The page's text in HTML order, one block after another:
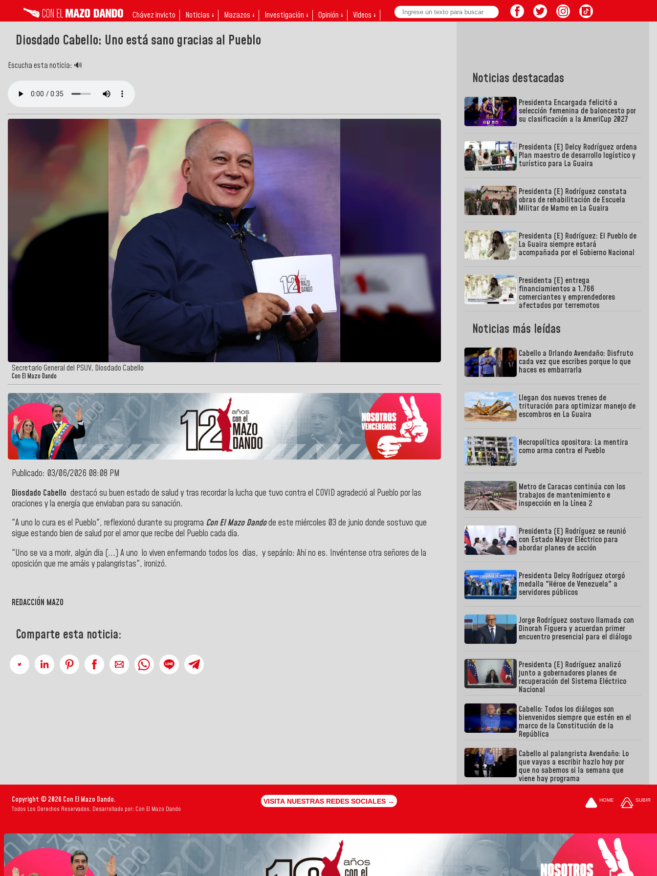
Chávez invicto Noticias ↓ Mazazos ↓ Investigación ↓ Opinión ↓ Videos ↓
Diosdado Cabello: Uno está sano gracias al Pueblo
Escucha esta noticia: 🔊
Secretario General del PSUV, Diosdado Cabello
Con El Mazo Dando
Publicado: 03/06/2026 08:08 PM
Diosdado Cabello destacó su buen estado de salud y tras recordar la lucha que tuvo contra el COVID agradeció al Pueblo por las
oraciones y la energía que enviaban para su sanación.
"A uno lo cura es el Pueblo", reflexionó durante su programa Con El Mazo Dandode este miércoles 03 de junio donde sostuvo que
sigue estando bien de salud por el amor que recibe del Pueblo cada día.
"Uno se va a morir, algún día (...) A uno lo viven enfermando todos los días, y sepánlo: Ahí no es. Invéntense otra señores de la
oposición que me amáis y palangristas", ironizó.
REDACCIÓN MAZO
Comparte esta noticia:
Noticias destacadas
Presidenta Encargada felicitó a
selección femenina de baloncesto por
su clasificación a la AmeriCup 2027
Presidenta (E) Delcy Rodríguez ordena
Plan maestro de desarrollo logístico y
turístico para La Guaira
Presidenta (E) Rodríguez constata
obras de rehabilitación de Escuela
Militar de Mamo en La Guaira
Presidenta (E) Rodríguez: El Pueblo de
La Guaira siempre estará
acompañada por el Gobierno Nacional
Presidenta (E) entrega
financiamientos a 1.766
comerciantes y emprendedores
afectados por terremotos
Noticias más leídas
Cabello a Orlando Avendaño: Disfruto
cada vez que escribes porque lo que
haces es embarrarla
Llegan dos nuevos trenes de
trituración para optimizar manejo de
escombros en La Guaira
Necropolítica opositora: La mentira
como arma contra el Pueblo
Metro de Caracas continúa con los
trabajos de mantenimiento e
inspección en la Línea 2
Presidenta (E) Rodríguez se reunió
con Estado Mayor Eléctrico para
abordar planes de acción
Presidenta Delcy Rodríguez otorgó
medalla "Héroe de Venezuela" a
servidores públicos
Jorge Rodríguez sostuvo llamada con
Dinorah Figuera y acuerdan primer
encuentro presencial para el diálogo
Presidenta (E) Rodríguez analizó
junto a gobernadores planes de
recuperación del Sistema Eléctrico
Nacional
Cabello: Todos los diálogos son
bienvenidos siempre que estén en el
marco de la Constitución de la
República
Cabello al palangrista Avendaño: Lo
que vayas a escribir hazlo hoy por
que no sabemos si la semana que
viene hay programa
Copyright © 2026 Con El Mazo Dando.
Todos Los Derechos Reservados. Desarrollado por: Con El Mazo Dando
VISITA NUESTRAS REDES SOCIALES → HOME SUBIR